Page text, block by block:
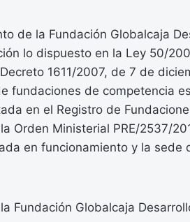
de la Fundación Globalcaja
lo dispuesto en la Ley 50/
1611/2007, de 7 de
fundaciones de competencia
en el Registro de
Orden Ministerial PRE/2537/
en funcionamiento y la sede
Fundación Globalcaja